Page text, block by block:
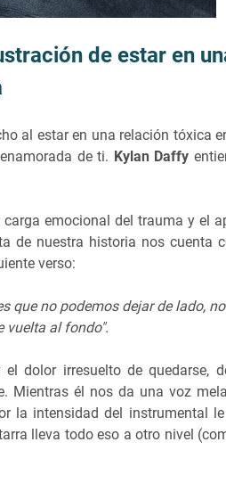
de estar en
al estar en una relación tóxica
de ti. Kylan Daffy
emocional del trauma y el
de nuestra historia nos cuenta
verso:
que no podemos dejar de lado,
vuelta al fondo".
dolor irresuelto de quedarse,
Mientras él nos da una voz
la intensidad del instrumental
lleva todo eso a otro nivel